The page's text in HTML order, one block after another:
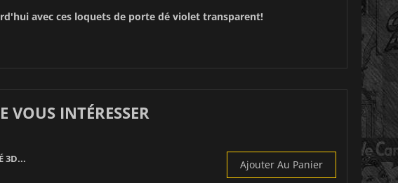
avec ces loquets de porte dé violet transparent!
VOUS INTÉRESSER
3D... Ajouter Au Panier